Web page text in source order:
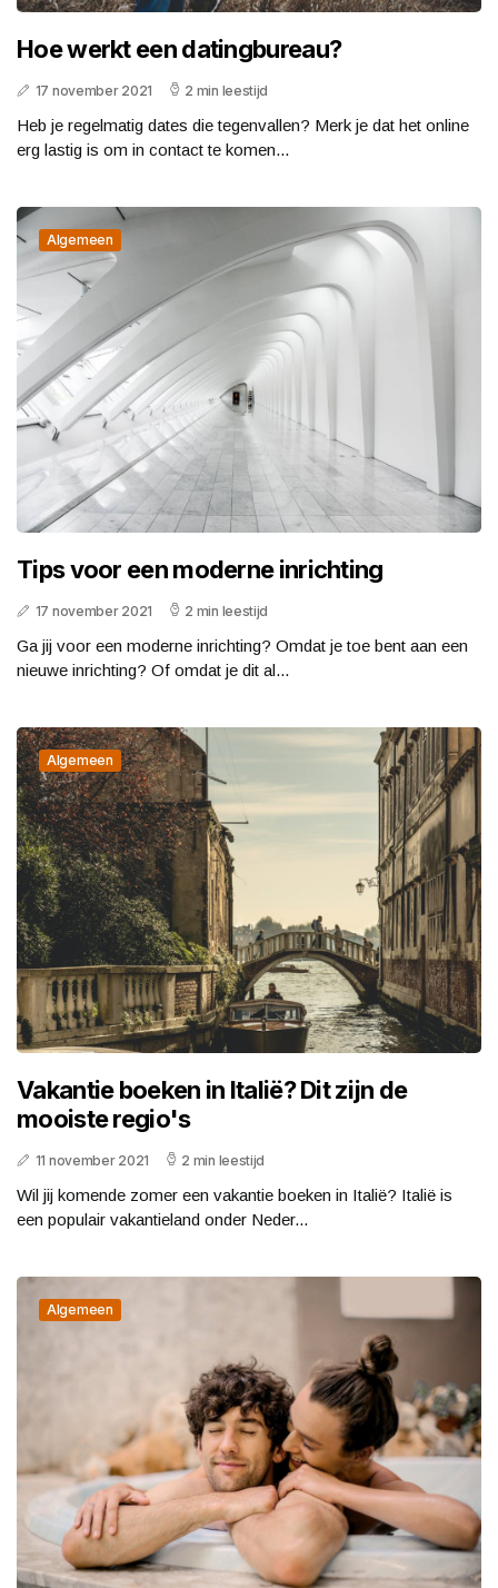
Hoe werkt een datingbureau?
17 november 2021 2 min leestijd
Heb je regelmatig dates die tegenvallen? Merk je dat het online
erg lastig is om in contact te komen...
Algemeen
Tips voor een moderne inrichting
17 november 2021 2 min leestijd
Ga jij voor een moderne inrichting? Omdat je toe bent aan een
nieuwe inrichting? Of omdat je dit al...
Algemeen
Vakantie boeken in Italië? Dit zijn de
mooiste regio's
11 november 2021 2 min leestijd
Wil jij komende zomer een vakantie boeken in Italië? Italië is
een populair vakantieland onder Neder...
Algemeen